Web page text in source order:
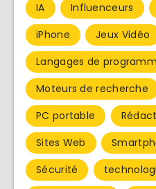
IA
Influenceurs
iPhone
Jeux Vidéo
Langages de
Moteurs de recherche
PC portable
Sites Web
Sécurité